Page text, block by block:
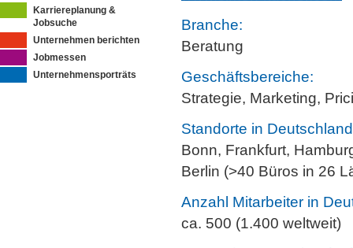
Karriereplanung &
Jobsuche
Unternehmen berichten
Jobmessen
Unternehmensporträts
Branche:
Beratung
Geschäftsbereiche:
Strategie, Marketing,
Standorte in
Bonn, Frankfurt,
Berlin (>40 Büros in 26
Anzahl Mitarbeiter in
ca. 500 (1.400 weltweit)